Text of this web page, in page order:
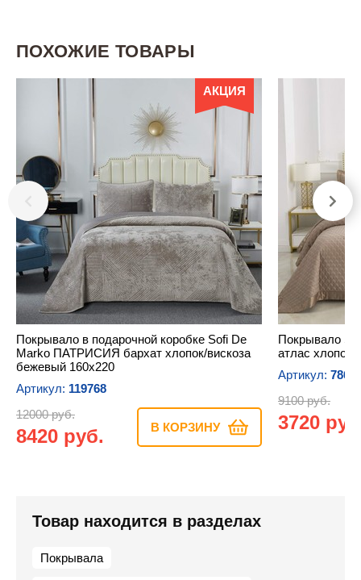
ПОХОЖИЕ ТОВАРЫ
АКЦИЯ
Покрывало в подарочной коробке Sofi De
Marko ПАТРИСИЯ бархат хлопок/вискоза
бежевый 160х220
Артикул: 119768
12000 руб.
8420 руб. В КОРЗИНУ
Покрывало
атлас хлопок/
Артикул:
9100 руб.
3720
Товар находится в разделах
Покрывала